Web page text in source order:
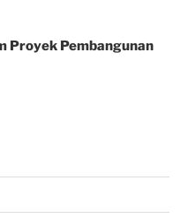
Proyek Pembangunan